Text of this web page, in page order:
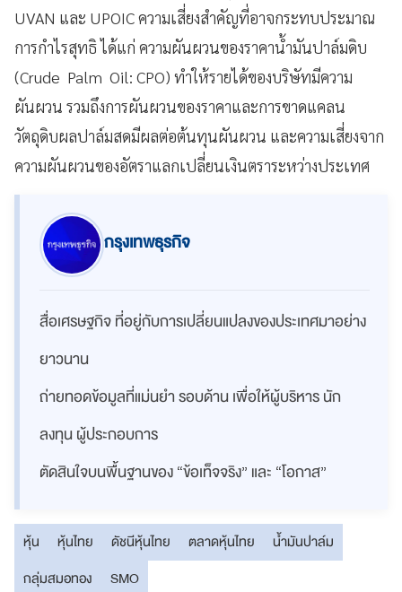
UVAN และ UPOIC ความเสี่ยงสำคัญที่อาจกระทบประมาณ
การกำไรสุทธิ ได้แก่ ความผันผวนของราคาน้ำมันปาล์มดิบ
(Crude Palm Oil: CPO) ทำให้รายได้ของบริษัทมีความ
ผันผวน รวมถึงการผันผวนของราคาและการขาดแคลน
วัตถุดิบผลปาล์มสดมีผลต่อต้นทุนผันผวน และความเสี่ยงจาก
ความผันผวนของอัตราแลกเปลี่ยนเงินตราระหว่างประเทศ
กรุงเทพธุรกิจ
สื่อเศรษฐกิจ ที่อยู่กับการเปลี่ยนแปลงของประเทศมาอย่าง
ยาวนาน
ถ่ายทอดข้อมูลที่แม่นยำ รอบด้าน เพื่อให้ผู้บริหาร นัก
ลงทุน ผู้ประกอบการ
ตัดสินใจบนพื้นฐานของ “ข้อเท็จจริง” และ “โอกาส”
หุ้น หุ้นไทย ดัชนีหุ้นไทย ตลาดหุ้นไทย
น้ำมันปาล์ม
กลุ่มสมอทอง
SMO